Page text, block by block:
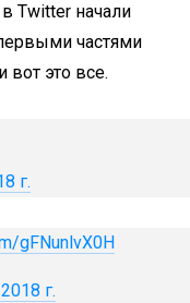
Twitter начали
частями
вот это все.
г.
gFNunlvX0H
г.